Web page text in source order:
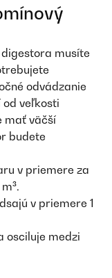
musíte
odvádzanie
od veľkosti
mať väčší
budete
v priemere za
v priemere 1
osciluje medzi